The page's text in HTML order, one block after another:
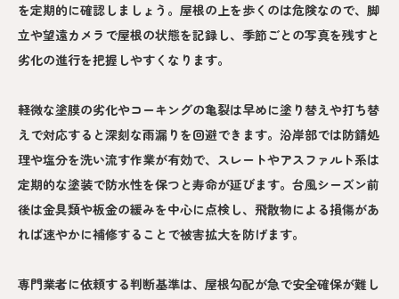
を定期的に確認しましょう。屋根の上を歩くのは危険なので、脚
立や望遠カメラで屋根の状態を記録し、季節ごとの写真を残すと
劣化の進行を把握しやすくなります。
軽微な塗膜の劣化やコーキングの亀裂は早めに塗り替えや打ち替
えで対応すると深刻な雨漏りを回避できます。沿岸部では防錆処
理や塩分を洗い流す作業が有効で、スレートやアスファルト系は
定期的な塗装で防水性を保つと寿命が延びます。台風シーズン前
後は金具類や板金の緩みを中心に点検し、飛散物による損傷があ
れば速やかに補修することで被害拡大を防げます。
専門業者に依頼する判断基準は、屋根勾配が急で安全確保が難し